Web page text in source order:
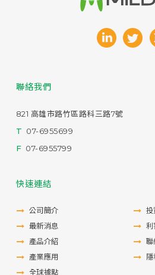
聯絡我們
821 高雄市路竹區路科三路7號
T 07-6955699
F 07-6955799
快速連結
公司簡介
最新消息
產品介紹
產業應用
投
利
聯
全球據點